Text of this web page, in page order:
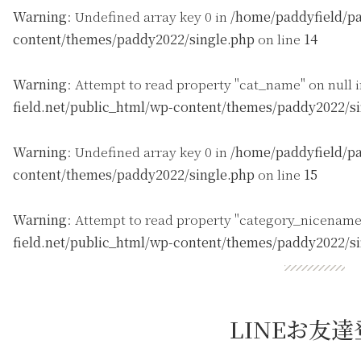
Warning: Undefined array key 0 in /home/paddyfield/
content/themes/paddy2022/single.php on line 14
Warning: Attempt to read property "cat_name" on null
field.net/public_html/wp-content/themes/paddy2022/
Warning: Undefined array key 0 in /home/paddyfield/
content/themes/paddy2022/single.php on line 15
Warning: Attempt to read property
field.net/public_html/wp-content/themes/paddy2022/
LINEお友達